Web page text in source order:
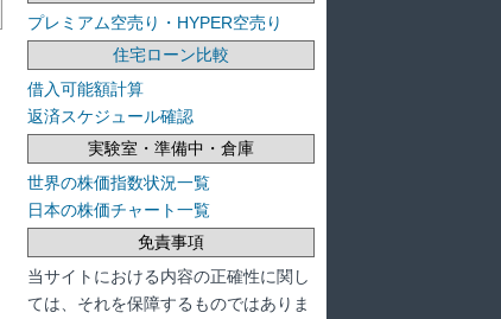
プレミアム空売り・HYPER空売り
住宅ローン比較
借入可能額計算
返済スケジュール確認
実験室・準備中・倉庫
世界の株価指数状況一覧
日本の株価チャート一覧
免責事項
当サイトにおける内容の正確性に関し
ては、それを保障するものではありま